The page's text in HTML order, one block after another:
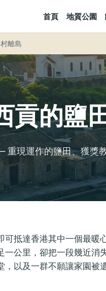
首頁 地質公園
離島
貢的鹽
現運作的鹽田、獲獎
可抵達香港其中一個最暖
一公里，卻把一段幾近消
以及一群不願讓家園被